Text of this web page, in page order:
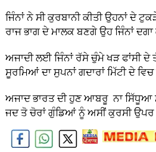
ਜਿੰਨਾਂ ਨੇ ਸੀ ਕੁਰਬਾਨੀ ਕੀਤੀ ਉਹਨਾਂ ਦੇ
ਰਾਜ ਭਾਗ ਦੇ ਮਾਲਕ ਬਣਗੇ ਉਹ ਜਿੰਨਾਂ
ਅਜਾਦੀ ਲਈ ਜਿੰਨਾਂ ਰੱਸੇ ਚੁੰਮੇ ਖੜ ਫਾਂਸੀ ਦੇ
ਸੂਰਮਿਆਂ ਦਾ ਸੁਪਨਾਂ ਗਦਾਰਾਂ ਮਿੱਟੀ ਦੇ
ਅਜਾਦ ਭਾਰਤ ਦੀ ਹੁਣ ਆਬਰੂ ਨਾ ਸਿੱਧੂਆ
ਜਦ ਤੋ ਚੋਰਾਂ ਗੁੰਡਿਆਂ ਨੂੰ ਅਸੀਂ ਕੁਰਸੀ